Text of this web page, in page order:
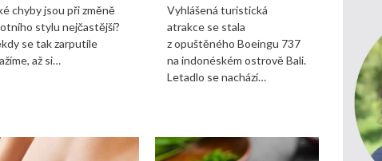
chyby jsou při změně
stylu nejčastější?
se tak zarputile
až si…
Vyhlášená turistická
atrakce se stala
z opuštěného Boeingu 737
na indonéském ostrově Bali.
Letadlo se nachází…